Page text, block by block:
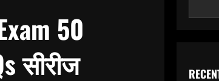
50
सीरीज